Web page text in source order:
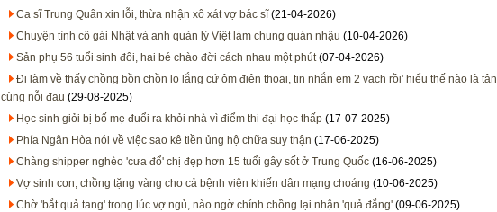
Ca sĩ Trung Quân xin lỗi, thừa nhận xô xát vợ bác sĩ(21-04-2026)
Chuyện tình cô gái Nhật và anh quản lý Việt làm chung quán nhậu (10-04-2026)
Sản phụ 56 tuổi sinh đôi, hai bé chào đời cách nhau một phút(07-04-2026)
Đi làm về thấy chồng bồn chồn lo lắng cứ ôm điện thoại, tin nhắn em 2 vạch rồi' hiểu thế nào là tận
cùng nỗi đau (29-08-2025)
Học sinh giỏi bị bố mẹ đuổi ra khỏi nhà vì điểm thi đại học thấp (17-07-2025)
Phía Ngân Hòa nói về việc sao kê tiền ủng hộ chữa suy thận (17-06-2025)
Chàng shipper nghèo 'cưa đổ' chị đẹp hơn 15 tuổi gây sốt ở Trung Quốc (16-06-2025)
Vợ sinh con, chồng tặng vàng cho cả bệnh viện khiến dân mạng choáng (10-06-2025)
Chờ 'bắt quả tang' trong lúc vợ ngủ, nào ngờ chính chồng lại nhận 'quả đắng' (09-06-2025)